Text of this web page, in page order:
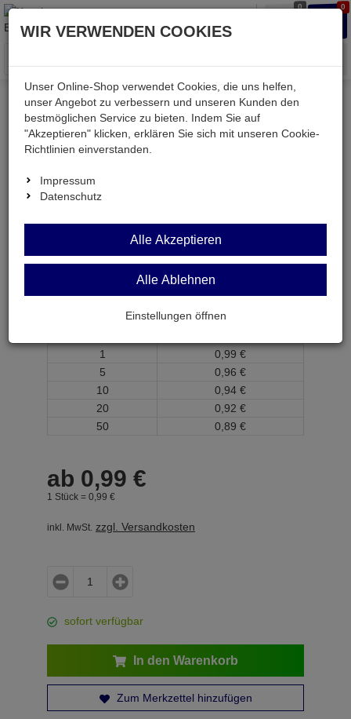
0 0
Menü
Weiter einkaufen Kessler electronic
mechanisch
TS128
TS128
Temperatur-Schmelzsicherung 128°C 250V~
1
0, 99 €
5
0, 96 €
10
0, 94 €
20
0, 92 €
50
0, 89 €
ab 0,99 €
1 Stück = 0, 99 €
inkl. MwSt. zzgl. Versandkosten
sofort verfügbar
In den Warenkorb
Zum Merkzettel hinzufügen
WIR VERWENDEN COOKIES
Unser Online-Shop verwendet Cookies, die uns helfen,
unser Angebot zu verbessern und unseren Kunden den
bestmöglichen Service zu bieten. Indem Sie auf
"Akzeptieren" klicken, erklären Sie sich mit unseren Cookie-
Richtlinien einverstanden.
Impressum
Datenschutz
Alle Akzeptieren
Alle Ablehnen
Einstellungen öffnen